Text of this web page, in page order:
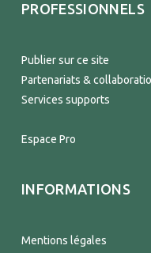
PROFESSIONNELS
Publier sur ce site
Partenariats &
Services supports
Espace Pro
INFORMATIONS
Mentions légales